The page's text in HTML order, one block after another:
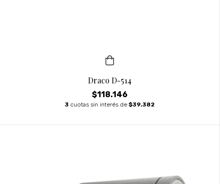
Draco D-514
$118.146
3 cuotas sin interés de $39.382